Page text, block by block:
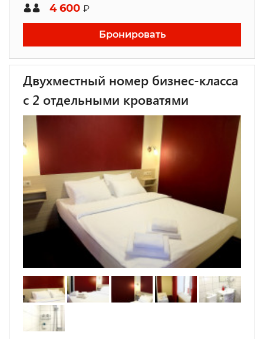
4 600 ₽
Бронировать
Двухместный номер бизнес-класса
с 2 отдельными кроватями